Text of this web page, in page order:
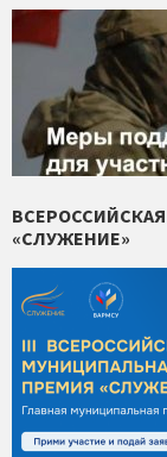
«СЛУЖЕНИЕ»